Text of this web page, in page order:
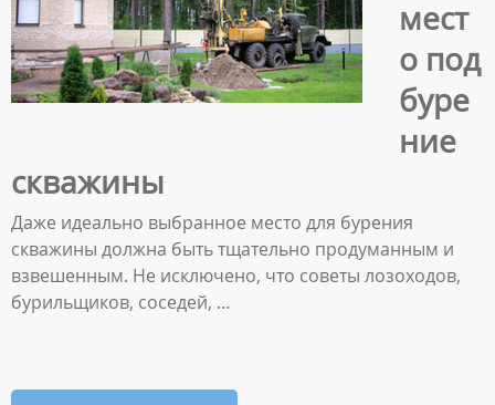
мест
о под
буре
ние
скважины
Даже идеально выбранное место для бурения
скважины должна быть тщательно продуманным и
взвешенным. Не исключено, что советы лозоходов,
бурильщиков, соседей, …